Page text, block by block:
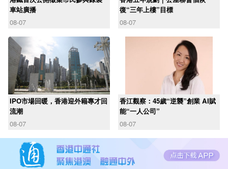
車站廣播
08-07
復“三年上樓”目標
08-07
IPO市場回暖，香港迎外籍專才回
流潮
08-07
香江觀察：45歲“逆襲”創業 AI賦
能“一人公司”
08-07